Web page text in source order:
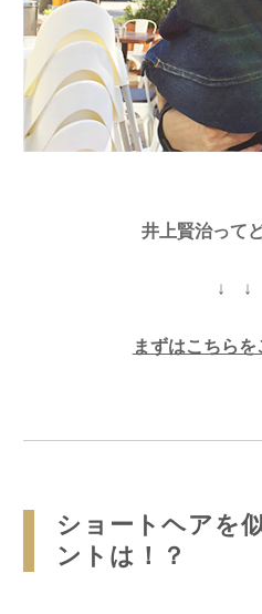
井上賢治って
↓ ↓
まずはこちら
ショートヘアを
ントは！？